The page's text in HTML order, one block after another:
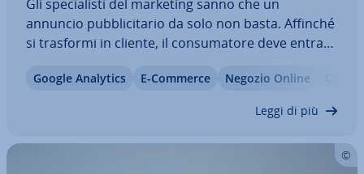
Gli spe­cia­li­sti del marketing sanno che un
annuncio pub­bli­ci­ta­rio da solo non basta. Affinché
si trasformi in cliente, il con­su­ma­to­re deve entrare
prodotto, un marchio o un’azienda. Questi tou­ch­
Google Analytics E-Commerce Negozio Online
Leggi di più